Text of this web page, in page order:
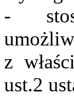
-
z
ust.2